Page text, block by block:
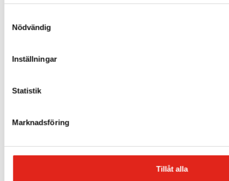
Nödvändig
Inställningar
Statistik
Marknadsföring
Tillåt alla
Rikstäckande Service